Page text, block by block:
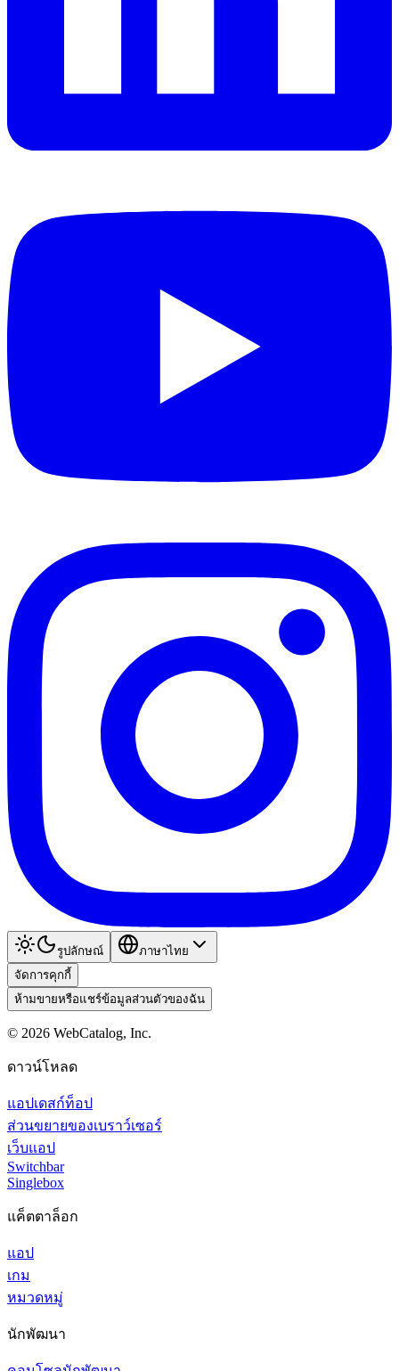
รูปลักษณ์
ภาษาไทย
จัดการคุกกี้
ห้ามขายหรือแชร์ข้อมูลส่วนตัวของฉัน
© 2026 WebCatalog, Inc.
ดาวน์โหลด
แอปเดสก์ท็อป
ส่วนขยายของเบราว์เซอร์
เว็บแอป
Switchbar
Singlebox
แค็ตตาล็อก
แอป
เกม
หมวดหมู่
นักพัฒนา